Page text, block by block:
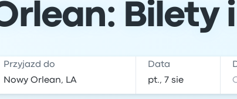
Bilety i
Przyjazd do Data